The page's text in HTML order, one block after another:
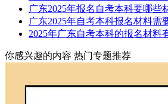
广东2025年报名自考本科要哪些
广东2025年自考本科报名材料需
2025年广东自考本科的报名材料
你感兴趣的内容 热门专题推荐